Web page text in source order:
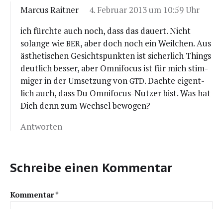
Marcus Raitner
4. Februar 2013 um 10:59 Uhr
ich fürch­te auch noch, dass das dau­ert. Nicht
solan­ge wieBER, aber doch noch ein Weil­chen. Aus
ästhe­ti­schen Gesichts­punk­ten ist sicher­lich Things
deut­lich bes­ser, aber Omni­fo­cus ist für mich stim­
mi­ger in der Umset­zung vonGTD. Dach­te eigent­
lich auch, dass Du Omni­fo­cus-Nut­zer bist. Was hat
Dich denn zum Wech­sel bewogen?
Antworten
Schreibe einen Kommentar
Kommentar*